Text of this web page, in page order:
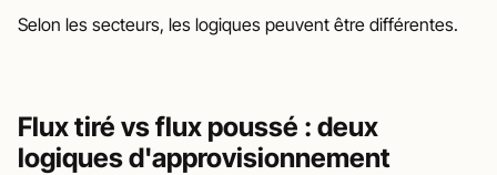
Selon les secteurs, les logiques peuvent être différentes.
Flux tiré vs flux poussé : deux
logiques d'approvisionnement